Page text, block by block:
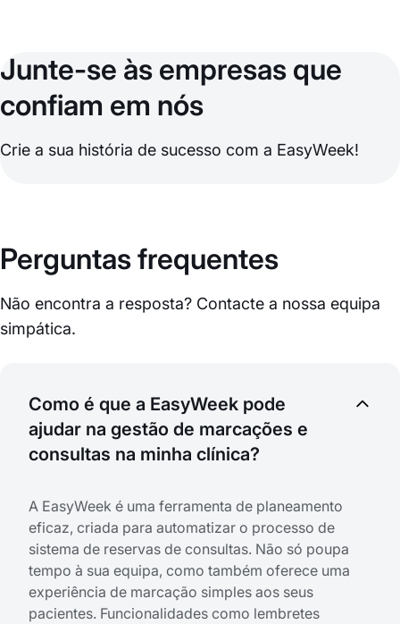
Junte-se às empresas que
confiam em nós
Crie a sua história de sucesso com a EasyWeek!
Perguntas frequentes
Não encontra a resposta? Contacte a nossa equipa
simpática.
Como é que a EasyWeek pode
ajudar na gestão de marcações e
consultas na minha clínica?
A EasyWeek é uma ferramenta de planeamento
eficaz, criada para automatizar o processo de
sistema de reservas de consultas. Não só poupa
tempo à sua equipa, como também oferece uma
experiência de marcação simples aos seus
pacientes. Funcionalidades como lembretes